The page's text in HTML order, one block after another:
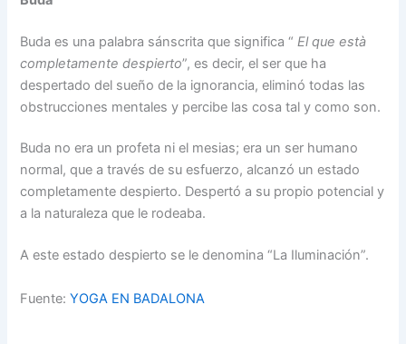
Buda es una palabra sánscrita que significa “El que està
completamente despierto”, es decir, el ser que ha
despertado del sueño de la ignorancia, eliminó todas las
obstrucciones mentales y percibe las cosa tal y como son.
Buda no era un profeta ni el mesias; era un ser humano
normal, que a través de su esfuerzo, alcanzó un estado
completamente despierto. Despertó a su propio potencial y
a la naturaleza que le rodeaba.
A este estado despierto se le denomina “La Iluminación”.
Fuente:YOGA EN BADALONA